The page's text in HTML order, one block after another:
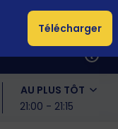
Télécharger
AU PLUS TÔT
21:00 - 21:15